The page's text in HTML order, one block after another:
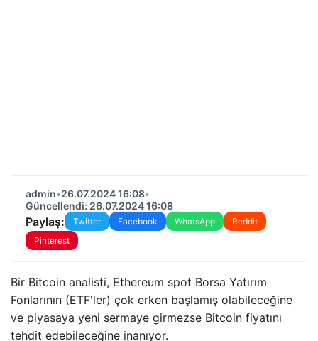
admin•26.07.2024 16:08•
Güncellendi: 26.07.2024 16:08
Paylaş: Twitter Facebook WhatsApp
Reddit
Pinterest
Bir Bitcoin analisti, Ethereum spot Borsa Yatırım
Fonlarının (ETF'ler) çok erken başlamış olabileceğine
ve piyasaya yeni sermaye girmezse Bitcoin fiyatını
tehdit edebileceğine inanıyor.